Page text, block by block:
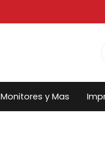
Monitores y Mas